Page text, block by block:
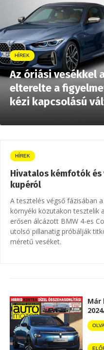
HÍREK
Az óriási vesékkel
elterelte a
kézi kapcsolású
HÍREK
Hivatalos kémfotók és
kupéról
A tesztelés végső fázisában
környéki közutakon tesztelik
erősen álcázott BMW 4-es
utolsó pillanatig próbálják
méretű veséket.
Már